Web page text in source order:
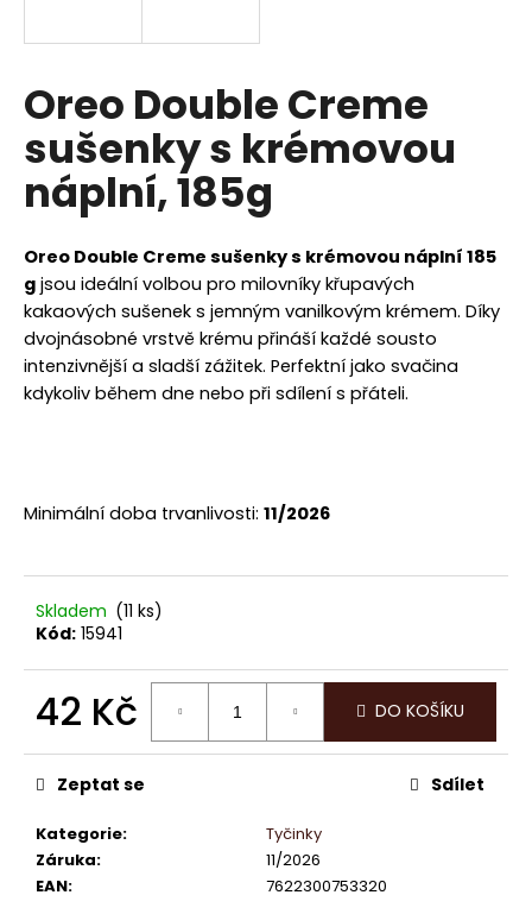
Oreo Double Creme
sušenky s krémovou
náplní, 185g
Oreo Double Creme sušenky s krémovou náplní 185
g jsou ideální volbou pro milovníky křupavých
kakaových sušenek s jemným vanilkovým krémem. Díky
dvojnásobné vrstvě krému přináší každé sousto
intenzivnější a sladší zážitek. Perfektní jako svačina
kdykoliv během dne nebo při sdílení s přáteli.
Minimální doba trvanlivosti: 11/2026
Skladem (11 ks)
Kód: 15941
42 Kč
cena:
DO KOŠÍKU
Kategorie:
Tyčinky
Záruka:
11/2026
EAN: 7622300753320
Zeptat se Sdílet
í
t
?
HLEDAT
D
o
u
e
m
e
PRALINKY
PISTÁCIE
12,5G
KS
100G
104,-)
(4